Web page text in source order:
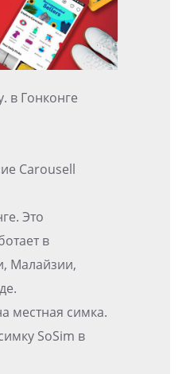
в Гонконге
Carousell
Это
в
Малайзии,
местная симка.
SoSim в